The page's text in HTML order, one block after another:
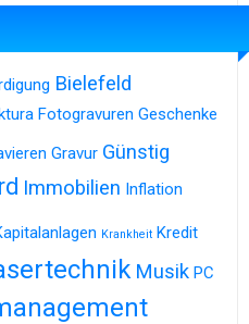
Bielefeld
Fotogravuren Geschenke
Gravur Günstig
Immobilien Inflation
Krankheit Kredit
Musik PC